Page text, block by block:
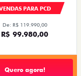
PARA PCD
De: R$ 119.990,00
R$ 99.980,00
Quero agora!